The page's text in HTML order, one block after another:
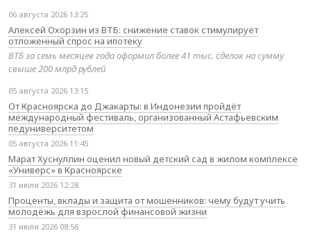
06 августа 2026 13:25
Алексей Охорзин из ВТБ: снижение ставок стимулирует
отложенный спрос на ипотеку
ВТБ за семь месяцев года оформил более 41 тыс. сделок на сумму
свыше 200 млрд рублей
05 августа 2026 13:15
От Красноярска до Джакарты: в Индонезии пройдёт
международный фестиваль, организованный Астафьевским
педуниверситетом
05 августа 2026 11:45
Марат Хуснуллин оценил новый детский сад в жилом комплексе
«Универс» в Красноярске
31 июля 2026 12:28
Проценты, вклады и защита от мошенников: чему будут учить
молодёжь для взрослой финансовой жизни
31 июля 2026 08:56